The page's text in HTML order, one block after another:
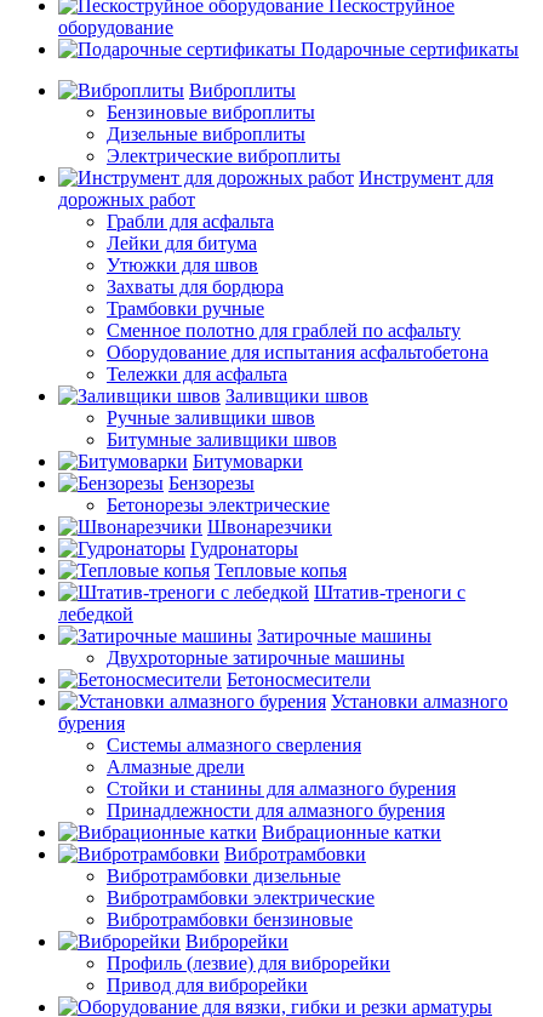
Пескоструйное
оборудование
Подарочные сертификаты
Виброплиты
Бензиновые виброплиты
Дизельные виброплиты
Электрические виброплиты
Инструмент для
дорожных работ
Грабли для асфальта
Лейки для битума
Утюжки для швов
Захваты для бордюра
Трамбовки ручные
Сменное полотно для граблей по асфальту
Оборудование для испытания асфальтобетона
Тележки для асфальта
Заливщики швов
Ручные заливщики швов
Битумные заливщики швов
Битумоварки
Бензорезы
Бетонорезы электрические
Швонарезчики
Гудронаторы
Тепловые копья
Штатив-треноги с
лебедкой
Затирочные машины
Двухроторные затирочные машины
Бетоносмесители
Установки алмазного
бурения
Системы алмазного сверления
Алмазные дрели
Стойки и станины для алмазного бурения
Принадлежности для алмазного бурения
Вибрационные катки
Вибротрамбовки
Вибротрамбовки дизельные
Вибротрамбовки электрические
Вибротрамбовки бензиновые
Виброрейки
Профиль (лезвие) для виброрейки
Привод для виброрейки